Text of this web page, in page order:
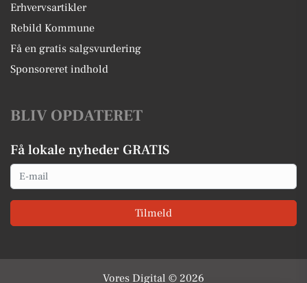
Erhvervsartikler
Rebild Kommune
Få en gratis salgsvurdering
Sponsoreret indhold
BLIV OPDATERET
Få lokale nyheder GRATIS
Email
Tilmeld
Vores Digital © 2026